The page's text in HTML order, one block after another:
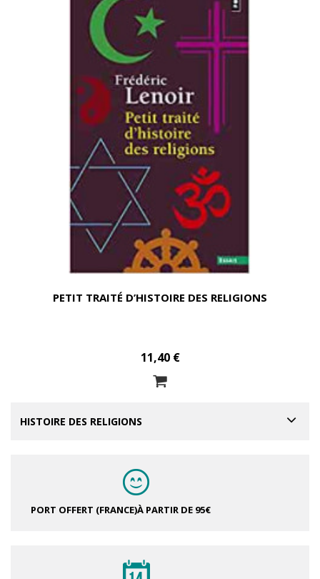
PETIT TRAITÉ D’HISTOIRE DES RELIGIONS
11,40 €
HISTOIRE DES RELIGIONS
PORT OFFERT (FRANCE)À PARTIR DE 95€